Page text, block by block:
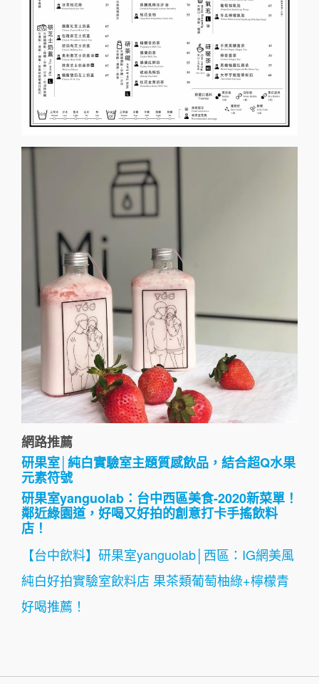
網路推薦
研果室│純白實驗室主題質感飲品，結合超Q水果
元素符號
研果室yanguolab：台中西區美食-2020新菜單！
鄰近綠園道，好喝又好拍的創意打卡手搖飲料
店！
【台中飲料】研果室yanguolab│西區：IG網美風
純白好拍實驗室飲料店 果茶類葡萄柚綠+檸檬青
好喝推薦！